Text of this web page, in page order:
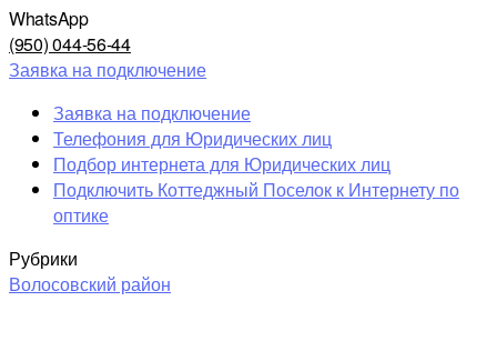
WhatsApp
(950) 044-56-44
Заявка на подключение
Заявка на подключение
Телефония для Юридических лиц
Подбор интернета для Юридических лиц
Подключить Коттеджный Поселок к Интернету по
оптике
Рубрики
Волосовский район